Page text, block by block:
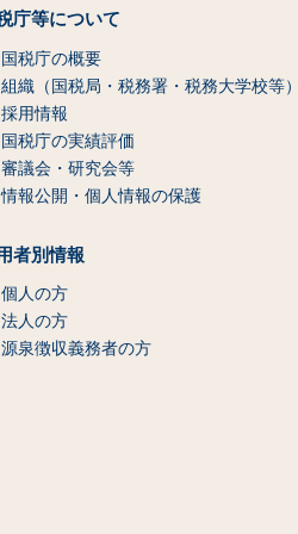
庁等について
国税庁の概要
組織（国税局・税務署・税務大学校等）
採用情報
国税庁の実績評価
審議会・研究会等
情報公開・個人情報の保護
者別情報
個人の方
法人の方
源泉徴収義務者の方